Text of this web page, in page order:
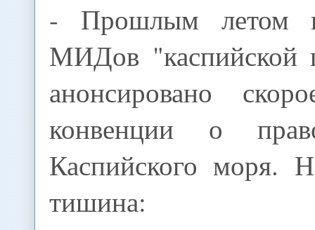
- Прошлым летом
МИДов "каспийской
анонсировано
конвенции о
Каспийского моря.
тишина: